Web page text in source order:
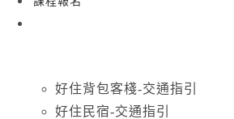
好住背包客棧-交通指引
好住民宿-交通指引